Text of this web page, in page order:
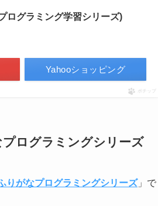
ログラミング学習シリーズ)
Yahooショッピング
ポチップ
ログラミングシリーズ
りがなプログラミングシリーズ」で